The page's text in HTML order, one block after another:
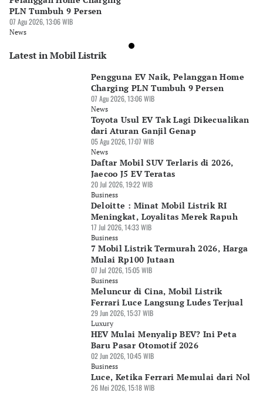
PLN Tumbuh 9 Persen
07 Agu 2026, 13:06 WIB
News
Latest in Mobil Listrik
Pengguna EV Naik, Pelanggan Home
Charging PLN Tumbuh 9 Persen
07 Agu 2026, 13:06 WIB
News
Toyota Usul EV Tak Lagi Dikecualikan
dari Aturan Ganjil Genap
05 Agu 2026, 17:07 WIB
News
Daftar Mobil SUV Terlaris di 2026,
Jaecoo J5 EV Teratas
20 Jul 2026, 19:22 WIB
Business
Deloitte : Minat Mobil Listrik RI
Meningkat, Loyalitas Merek Rapuh
17 Jul 2026, 14:33 WIB
Business
7 Mobil Listrik Termurah 2026, Harga
Mulai Rp100 Jutaan
07 Jul 2026, 15:05 WIB
Business
Meluncur di Cina, Mobil Listrik
Ferrari Luce Langsung Ludes Terjual
29 Jun 2026, 15:37 WIB
Luxury
HEV Mulai Menyalip BEV? Ini Peta
Baru Pasar Otomotif 2026
02 Jun 2026, 10:45 WIB
Business
Luce, Ketika Ferrari Memulai dari Nol
26 Mei 2026, 15:18 WIB